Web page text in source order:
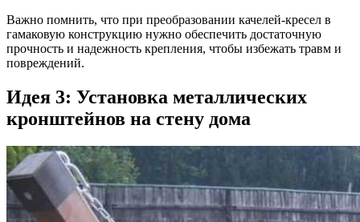
Важно помнить, что при преобразовании качелей-кресел в
гамаковую конструкцию нужно обеспечить достаточную
прочность и надежность крепления, чтобы избежать травм и
повреждений.
Идея 3: Установка металлических
кронштейнов на стену дома